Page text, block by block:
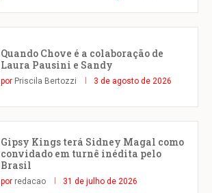
Quando Chove é a colaboração de
Laura Pausini e Sandy
por Priscila Bertozzi 3 de agosto de 2026
Gipsy Kings terá Sidney Magal como
convidado em turnê inédita pelo
Brasil
por redacao 31 de julho de 2026